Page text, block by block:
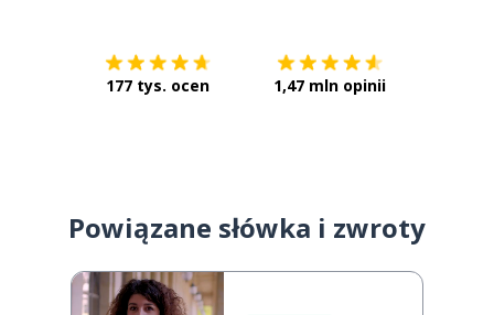
177 tys. ocen 1,47 mln opinii
Powiązane słówka i zwroty